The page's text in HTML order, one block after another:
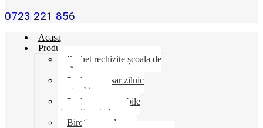
0723 221 856
Acasa
Produse
Pachet rechizite școala de
vară
Pachet necesar zilnic
pentru birou
Pachet consumabile
depozit-ambalare
Birotica-produse